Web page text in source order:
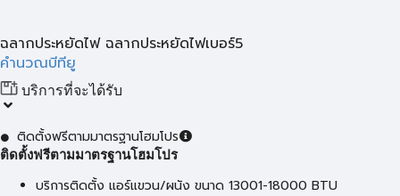
ฉลากประหยัดไฟ ฉลากประหยัดไฟเบอร์5
คำนวณบีทียู
บริการที่จะได้รับ
ติดตั้งฟรีตามมาตรฐานโฮมโปร
ติดตั้งฟรีตามมาตรฐานโฮมโปร
บริการติดตั้ง แอร์แขวน/ผนัง ขนาด 13001-18000 BTU